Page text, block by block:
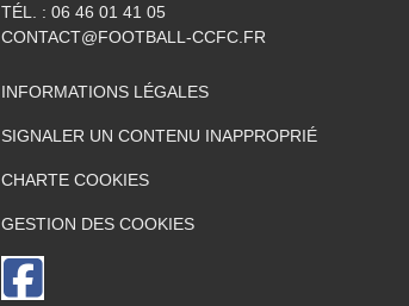
TÉL. : 06 46 01 41 05
CONTACT@FOOTBALL-CCFC.FR
INFORMATIONS LÉGALES
SIGNALER UN CONTENU INAPPROPRIÉ
CHARTE COOKIES
GESTION DES COOKIES